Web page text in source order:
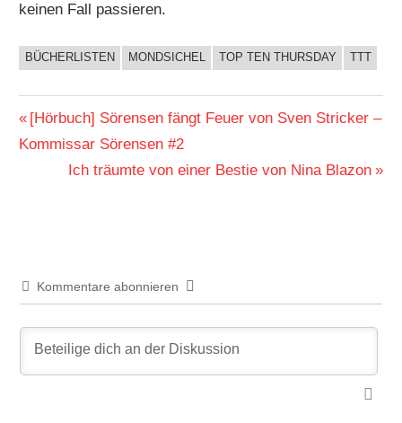
keinen Fall passieren.
BUCHIGES
BÜCHERLISTEN MONDSICHEL TOP TEN THURSDAY TTT
Beitragsnavigation
Vorheriger
Beitrag:
[Hörbuch] Sörensen fängt Feuer von Sven Stricker –
Kommissar Sörensen #2
Nächster
Ich träumte von einer Bestie von Nina Blazon
Kommentare abonnieren